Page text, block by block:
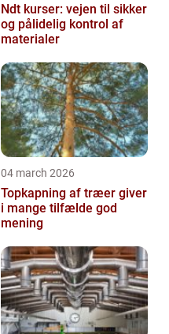
Ndt kurser: vejen til sikker
og pålidelig kontrol af
materialer
04 march 2026
Topkapning af træer giver
i mange tilfælde god
mening